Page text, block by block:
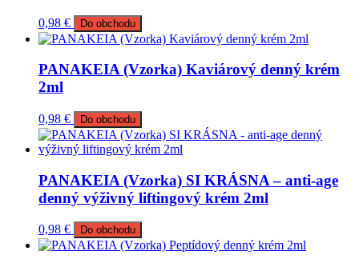
0,98 € Do obchodu
PANAKEIA (Vzorka) Kaviárový denný krém
2ml
0,98 € Do obchodu
PANAKEIA (Vzorka) SI KRÁSNA – anti-age
denný výživný liftingový krém 2ml
0,98 € Do obchodu